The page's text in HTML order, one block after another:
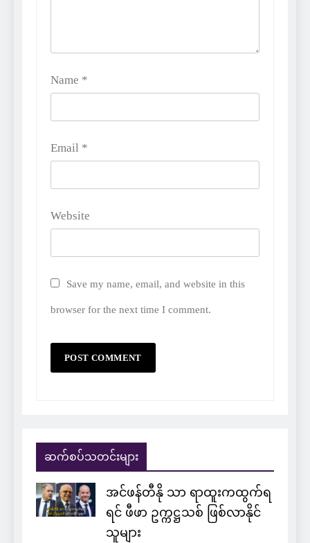
Name *
Email *
Website
Save my name, email, and website in this
browser for the next time I comment.
ဆက်စပ်သတင်းများ
အင်ဖန်တီနို သာ ရာထူးကထွက်ရ
ရင် ဖီဖာ ဥက္ကဋ္ဌသစ် ဖြစ်လာနိုင်
သူများ